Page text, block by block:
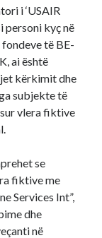
i ‘USAIR
personi kyç në
të BE-
ai është
kërkimit dhe
subjekte të
vlera fiktive
se
fiktive me
Services Int”,
dhe
në